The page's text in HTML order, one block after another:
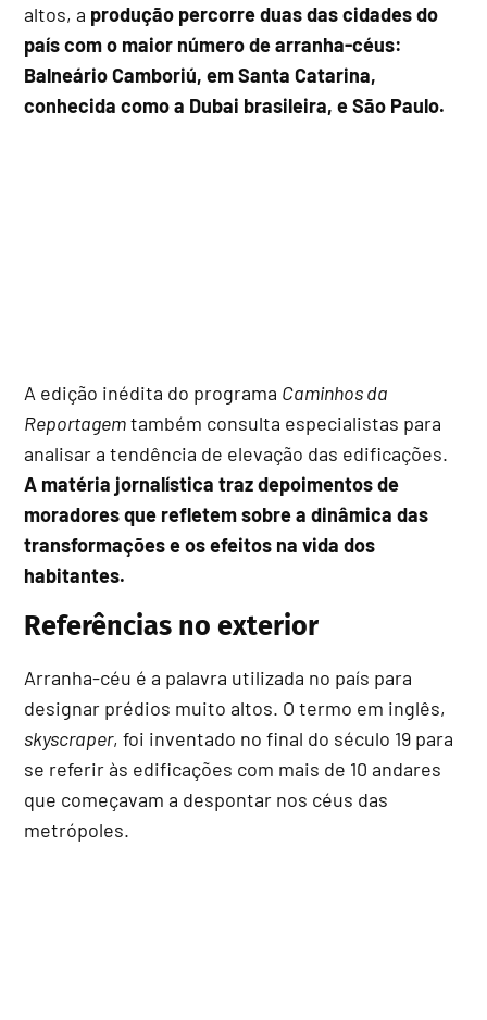
altos, a produção percorre duas das cidades do
país com o maior número de arranha-céus:
Balneário Camboriú, em Santa Catarina,
conhecida como a Dubai brasileira, e São Paulo.
A edição inédita do programa Caminhos da
Reportagemtambém consulta especialistas para
analisar a tendência de elevação das edificações.
A matéria jornalística traz depoimentos de
moradores que refletem sobre a dinâmica das
transformações e os efeitos na vida dos
habitantes.
Referências no exterior
Arranha-céu é a palavra utilizada no país para
designar prédios muito altos. O termo em inglês,
skyscraper, foi inventado no final do século 19 para
se referir às edificações com mais de 10 andares
que começavam a despontar nos céus das
metrópoles.